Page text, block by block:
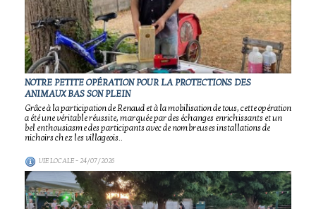
NOTRE PETITE OPÉRATION POUR LA PROTECTIONS DES
ANIMAUX BAS SON PLEIN
Grâce à la participation de Renaud et à la mobilisation de tous, cette opération
a été une véritable réussite, marquée par des échanges enrichissants et un
bel enthousiasme des participants avec de nombreuses installations de
nichoirs chez les villageois..
VIE LOCALE- 24/07/2026